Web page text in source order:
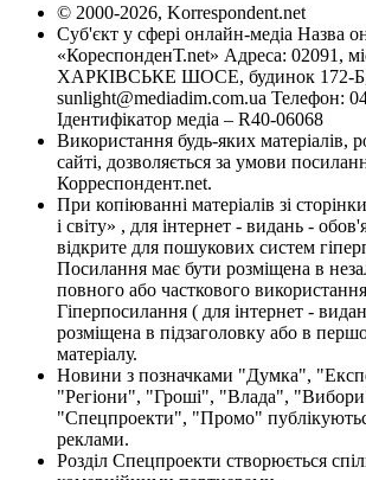
© 2000-2026, Korrespondent.net
Суб'єкт у сфері онлайн-медіа Назва
«КореспонденТ.net» Адреса: 02091,
ХАРКІВСЬКЕ ШОСЕ, будинок 172-Б,
sunlight@mediadim.com.ua Телефон:
Ідентифікатор медіа – R40-06068
Використання будь-яких матеріалів,
сайті, дозволяється за умови
Корреспондент.net.
При копіюванні матеріалів зі
і світу» , для інтернет - видань -
відкрите для пошукових систем
Посилання має бути розміщена в
повного або часткового використання
Гіперпосилання ( для інтернет -
розміщена в підзаголовку або в
матеріалу.
Новини з позначками "Думка",
"Регіони", "Гроші", "Влада",
"Спецпроекти", "Промо"
реклами.
Розділ Спецпроекти створюється